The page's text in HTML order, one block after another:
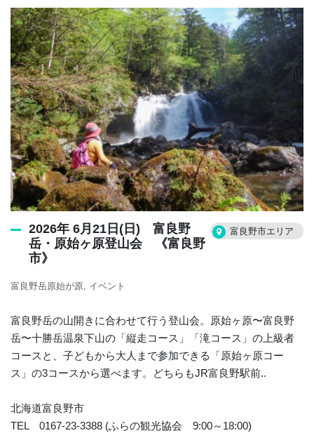
2026年 6月21日(日) 富良野
岳・原始ヶ原登山会 《富良野
市》
富良野市エリア
富良野岳原始が原 イベント
富良野岳の山開きに合わせて行う登山会。原始ヶ原〜富良野
岳〜十勝岳温泉下山の「縦走コース」「滝コース」の上級者
コースと、子どもから大人まで参加できる「原始ヶ原コー
ス」の3コースから選べます。どちらもJR富良野駅前..
北海道富良野市
TEL 0167-23-3388 (ふらの観光協会 9:00～18:00)